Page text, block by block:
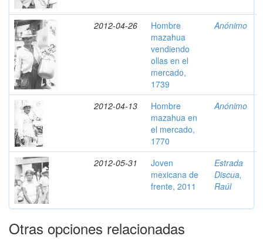
2012-04-26
Hombre
mazahua
vendiendo
ollas en el
mercado,
1739
Anónimo
2012-04-13
Hombre
mazahua en
el mercado,
1770
Anónimo
2012-05-31
Joven
mexicana de
frente, 2011
Estrada
Discua,
Raúl
Otras opciones relacionadas